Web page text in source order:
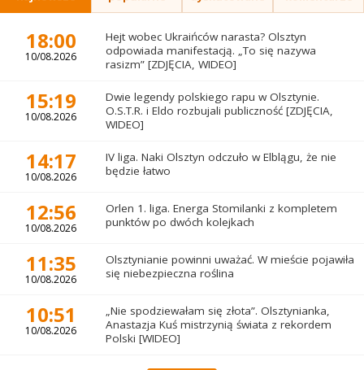
18:00
10/08.2026
Hejt wobec Ukraińców narasta? Olsztyn
odpowiada manifestacją. „To się nazywa
rasizm” [ZDJĘCIA, WIDEO]
15:19
10/08.2026
Dwie legendy polskiego rapu w Olsztynie.
O.S.T.R. i Eldo rozbujali publiczność [ZDJĘCIA,
WIDEO]
14:17
10/08.2026
IV liga. Naki Olsztyn odczuło w Elblągu, że nie
będzie łatwo
12:56
10/08.2026
Orlen 1. liga. Energa Stomilanki z kompletem
punktów po dwóch kolejkach
11:35
10/08.2026
Olsztynianie powinni uważać. W mieście pojawiła
się niebezpieczna roślina
10:51
10/08.2026
„Nie spodziewałam się złota”. Olsztynianka,
Anastazja Kuś mistrzynią świata z rekordem
Polski [WIDEO]